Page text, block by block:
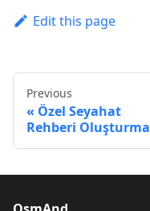
Edit this page
Previous
Özel Seyahat
Rehberi Oluşturma